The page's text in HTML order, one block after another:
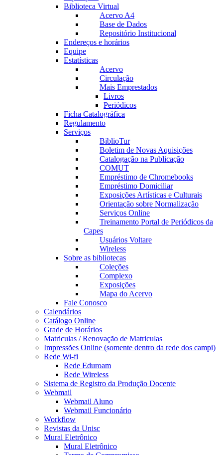
Biblioteca Virtual
Acervo A4
Base de Dados
Repositório Institucional
Endereços e horários
Equipe
Estatísticas
Acervo
Circulação
Mais Emprestados
Livros
Periódicos
Ficha Catalográfica
Regulamento
Serviços
BiblioTur
Boletim de Novas Aquisições
Catalogação na Publicação
COMUT
Empréstimo de Chromebooks
Empréstimo Domiciliar
Exposições Artísticas e Culturais
Orientação sobre Normalização
Serviços Online
Treinamento Portal de Periódicos da
Capes
Usuários Voltare
Wireless
Sobre as bibliotecas
Coleções
Complexo
Exposições
Mapa do Acervo
Fale Conosco
Calendários
Catálogo Online
Grade de Horários
Matriculas / Renovação de Matriculas
Impressões Online (somente dentro da rede dos campi)
Rede Wi-fi
Rede Eduroam
Rede Wireless
Sistema de Registro da Produção Docente
Webmail
Webmail Aluno
Webmail Funcionário
Workflow
Revistas da Unisc
Mural Eletrônico
Mural Eletrônico